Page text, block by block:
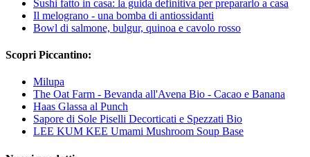
Sushi fatto in casa: la guida definitiva per prepararlo a casa
Il melograno - una bomba di antiossidanti
Bowl di salmone, bulgur, quinoa e cavolo rosso
Scopri Piccantino:
Milupa
The Oat Farm - Bevanda all'Avena Bio - Cacao e Banana
Haas Glassa al Punch
Sapore di Sole Piselli Decorticati e Spezzati Bio
LEE KUM KEE Umami Mushroom Soup Base